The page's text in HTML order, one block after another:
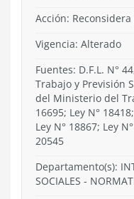
Acción:
Vigencia: Alterado
Fuentes: D.F.L. N°
Trabajo y Previsión
del Ministerio del
16695; Ley N°
Ley N° 18867; Ley
20545
Departamento(s):
SOCIALES -